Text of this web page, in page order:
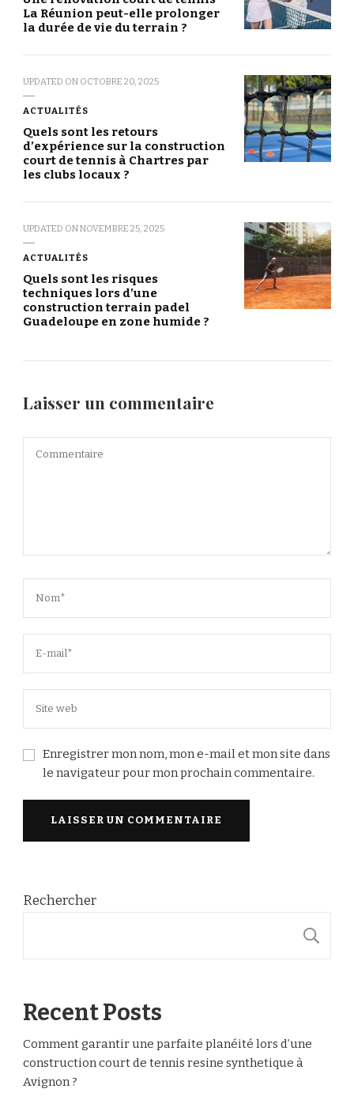
La Réunion peut-elle prolonger
la durée de vie du terrain ?
UPDATED ON OCTOBRE 20, 2025
ACTUALITÉS
Quels sont les retours
d’expérience sur la construction
court de tennis à Chartres par
les clubs locaux ?
UPDATED ONNOVEMBRE 25, 2025
ACTUALITÉS
Quels sont les risques
techniques lors d’une
construction terrain padel
Guadeloupe en zone humide ?
Laisser un commentaire
Enregistrer mon nom, mon e-mail et mon site dans
le navigateur pour mon prochain commentaire.
Rechercher
Recent Posts
Comment garantir une parfaite planéité lors d’une
construction court de tennis resine synthetique à
Avignon ?